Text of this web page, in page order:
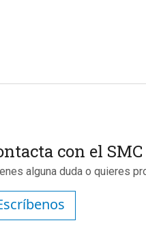
Suscribirse a
con el SMC
alguna duda o quieres